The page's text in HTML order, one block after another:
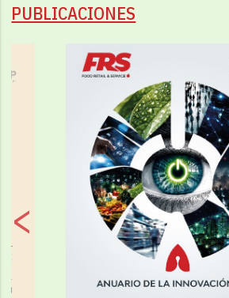
PUBLICACIONES